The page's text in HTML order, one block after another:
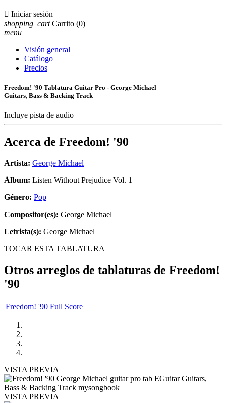
 Iniciar sesión
shopping_cart Carrito (0)
menu
Visión general
Catálogo
Precios
Freedom! '90 Tablatura Guitar Pro - George Michael
Guitars, Bass & Backing Track
Incluye pista de audio
Acerca de Freedom! '90
Artista: George Michael
Álbum: Listen Without Prejudice Vol. 1
Género: Pop
Compositor(es): George Michael
Letrista(s): George Michael
TOCAR ESTA TABLATURA
Otros arreglos de tablaturas de Freedom!
'90
Freedom! '90 Full Score
VISTA PREVIA
VISTA PREVIA